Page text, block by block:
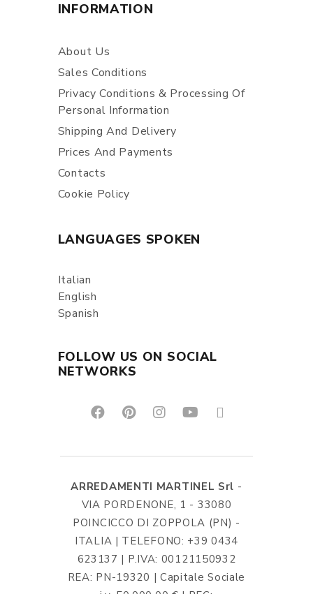
INFORMATION
About Us
Sales Conditions
Privacy Conditions & Processing Of
Personal Information
Shipping And Delivery
Prices And Payments
Contacts
Cookie Policy
LANGUAGES SPOKEN
Italian
English
Spanish
FOLLOW US ON SOCIAL
NETWORKS
ARREDAMENTI MARTINEL Srl -
VIA PORDENONE, 1 - 33080
POINCICCO DI ZOPPOLA (PN) -
ITALIA | TELEFONO: +39 0434
623137 | P.IVA: 00121150932
REA: PN-19320 | Capitale Sociale